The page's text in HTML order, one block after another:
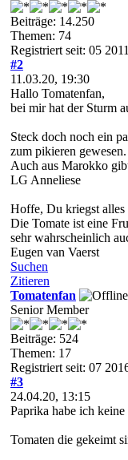
Beiträge: 14.250
Themen: 74
Registriert seit: 05 2011
#2
11.03.20, 19:30
Hallo Tomatenfan,
bei mir hat der Sturm
Steck doch noch ein
zum pikieren gewesen.
Auch aus Marokko
LG Anneliese
Hoffe, Du kriegst alles
Die Tomate ist eine
sehr wahrscheinlich
Eugen van Vaerst
Suchen
Zitieren
Tomatenfan
Senior Member
Beiträge: 524
Themen: 17
Registriert seit: 07
#3
24.04.20, 13:15
Paprika habe ich
Tomaten die gekeimt